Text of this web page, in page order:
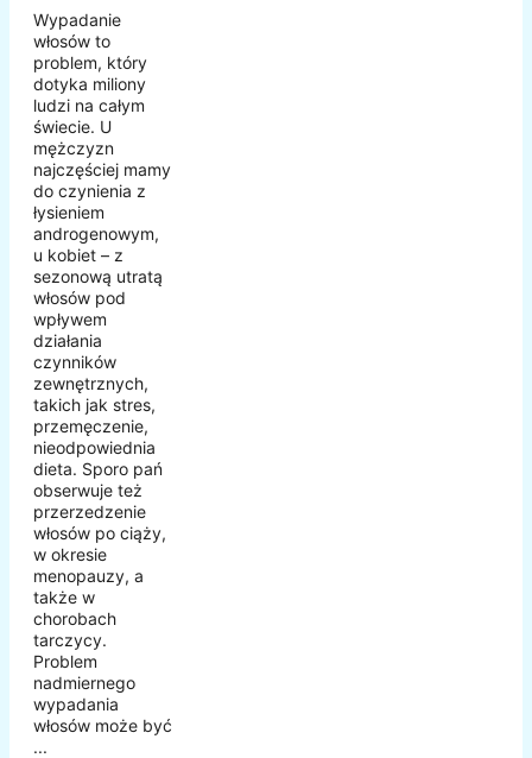
Wypadanie
włosów to
problem, który
dotyka miliony
ludzi na całym
świecie. U
mężczyzn
najczęściej mamy
do czynienia z
łysieniem
androgenowym,
u kobiet – z
sezonową utratą
włosów pod
wpływem
działania
czynników
zewnętrznych,
takich jak stres,
przemęczenie,
nieodpowiednia
dieta. Sporo pań
obserwuje też
przerzedzenie
włosów po ciąży,
w okresie
menopauzy, a
także w
chorobach
tarczycy.
Problem
nadmiernego
wypadania
włosów może być
...